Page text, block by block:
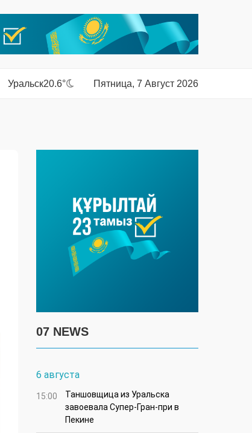
Уральск20.6° Пятница, 7 Август 2026
07 NEWS
6 августа
15:00
Таншовщица из Уральска
завоевала Супер-Гран-при в
Пекине